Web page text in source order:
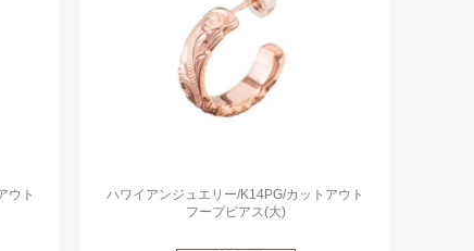
ウト
ハワイアンジュエリー/K14PG/カットアウト
フープピアス(大)